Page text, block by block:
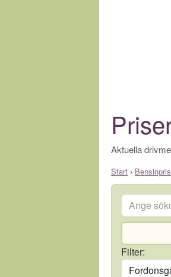
Aktuella
Start ›
Ange
Filter: